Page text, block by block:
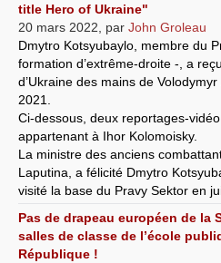
title Hero of Ukraine"
20 mars 2022
par John Groleau
Dmytro Kotsyubaylo, membre du
formation d’extrême-droite -, a
d’Ukraine des mains de
2021.
Ci-dessous, deux reportages-
appartenant à Ihor Kolomoisky.
La ministre des anciens
Laputina, a félicité Dmytro
visité la base du Pravy Sektor en
Pas de drapeau européen de la
salles de classe de l’école
République !